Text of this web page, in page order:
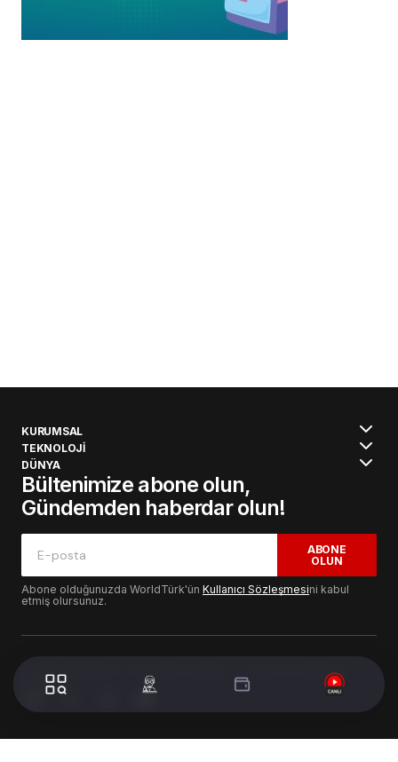
KURUMSAL
TEKNOLOJİ
DÜNYA
Bültenimize abone olun,
Gündemden haberdar olun!
ABONE
OLUN
Abone olduğunuzda WorldTürk'ün Kullanıcı Sözleşmesini kabul
etmiş olursunuz.
© 2024 WorldTurk. Tüm Hakları Saklıdır. - Tasarım & Geliştirme :
Volion's